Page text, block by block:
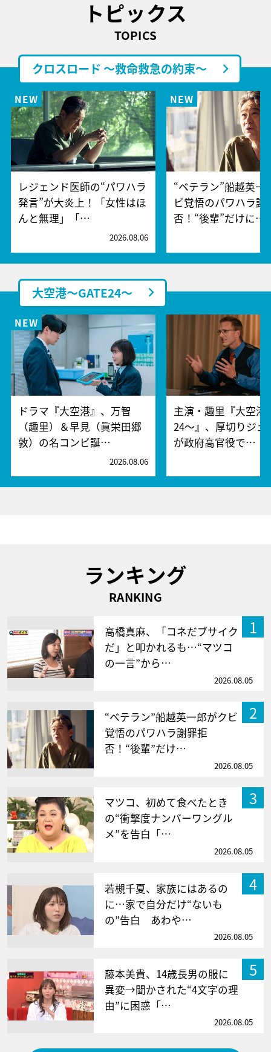
トピックス
TOPICS
クロスロード ～救命救急の約束～
レジェンド医師の“パワハラ
発言”が大炎上！「女性はほ
んと無理」「…
2026.08.06
“ベテラン”船越英一
ビ覚悟のパワハラ謝
否！“後輩”だけに…
大空港～GATE24～
ドラマ『大空港』、万智
（趣里）＆早見（眞栄田郷
敦）の名コンビ誕…
2026.08.06
主演・趣里『大空港
24～』、厚切りジェ
が政府高官役で…
ランキング
RANKING
1
高橋真麻、「コネだブサイク
だ」と叩かれるも…“マツコ
の一言”から…
2026.08.05
2
“ベテラン”船越英一郎がクビ
覚悟のパワハラ謝罪拒
否！“後輩”だけ…
2026.08.05
3
マツコ、初めて食べたとき
の“衝撃度ナンバーワングル
メ”を告白「…
2026.08.05
4
若槻千夏、家族にはあるの
に…家で自分だけ“ないも
の”告白 あわや…
2026.08.05
5
藤本美貴、14歳長男の服に
異変→聞かされた“4文字の理
由”に困惑「…
2026.08.05